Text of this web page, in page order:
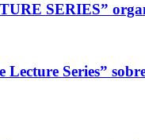
SERIES”
Series”